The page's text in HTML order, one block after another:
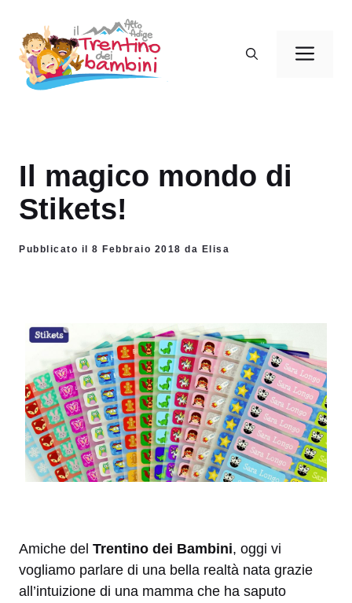
contenuto
Il magico mondo di
Stikets!
Pubblicato il 8 Febbraio 2018 da Elisa
Amiche del Trentino dei Bambini, oggi vi
vogliamo parlare di una bella realtà nata grazie
all’intuizione di una mamma che ha saputo